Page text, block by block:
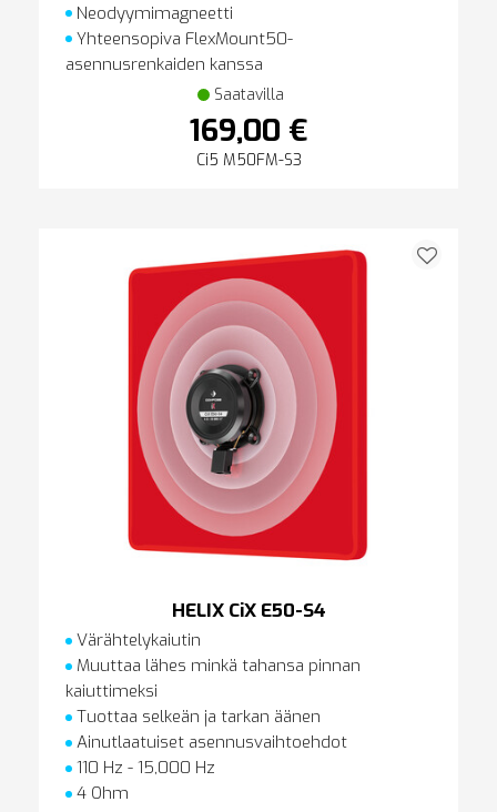
Neodyymimagneetti
Yhteensopiva FlexMount50-
asennusrenkaiden kanssa
Saatavilla
169,00 €
Ci5 M50FM-S3
HELIX CiX E50-S4
Värähtelykaiutin
Muuttaa lähes minkä tahansa pinnan
kaiuttimeksi
Tuottaa selkeän ja tarkan äänen
Ainutlaatuiset asennusvaihtoehdot
110 Hz - 15,000 Hz
4 Ohm